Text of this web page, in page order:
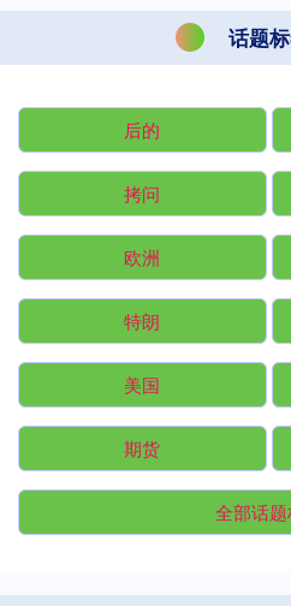
话题
后的
拷问
欧洲
特朗
美国
期货
全部话